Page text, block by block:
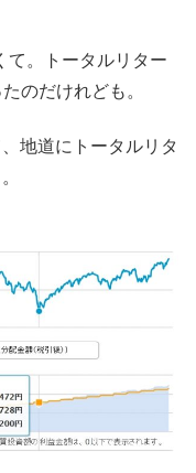
て。トータルリター
のだけれども。
地道にトータルリタ